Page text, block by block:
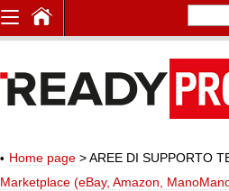
Home page > AREE DI SUPPORTO
Marketplace (eBay, Amazon,